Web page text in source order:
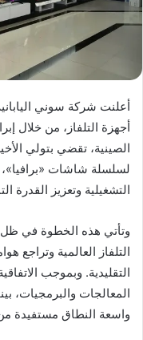
أعلنت شركة سوني
أجهزة التلفاز، من خلال
الصينية، تقضي بتولي
لسلسلة شاشات
التشغيلية وتعزيز القدرة
وتأتي هذه الخطوة في
التلفاز العالمية وتراجع
التقليدية. وبموجب
المعالجات والبرمجيات،
واسعة النطاق مستفيدة